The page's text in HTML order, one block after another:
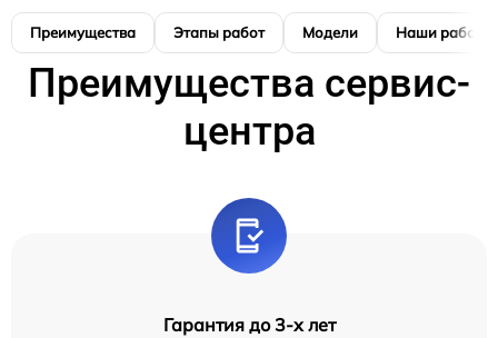
Преимущества Этапы работ Модели Наши работы
Преимущества сервис-
центра
Гарантия до 3-х лет